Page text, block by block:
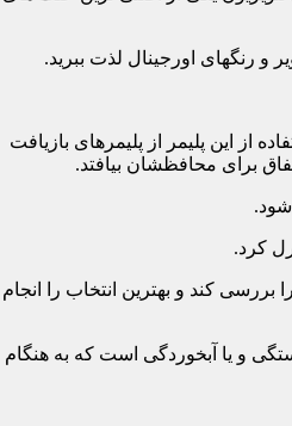
این پلیمر از پلیمرهای بازیافت
برای محافظشان بیافتد.
کند و بهترین انتخاب را انجام
و یا آبخوردگی است که به هنگام